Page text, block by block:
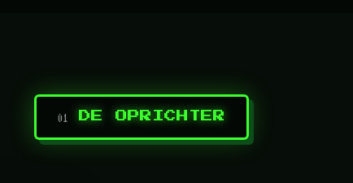
01 DE OPRICHTER